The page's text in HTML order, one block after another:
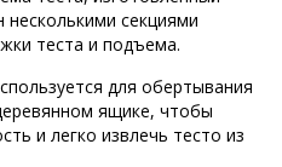
секциями
теста и подъема.
для обертывания
ящике, чтобы
и легко извлечь тесто из